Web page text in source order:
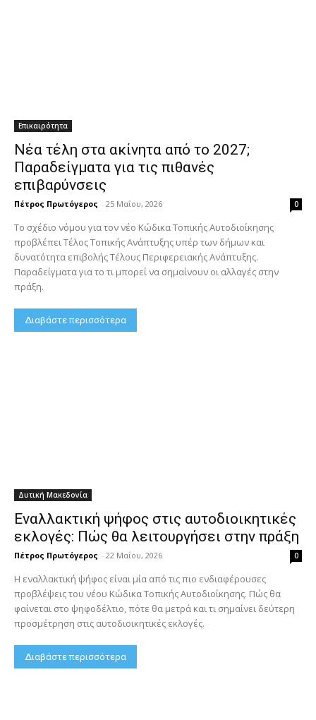
Επικαιρότητα
Νέα τέλη στα ακίνητα από το 2027;
Παραδείγματα για τις πιθανές
επιβαρύνσεις
Πέτρος Πρωτόγερος - 25 Μαΐου, 2026 0
Το σχέδιο νόμου για τον νέο Κώδικα Τοπικής Αυτοδιοίκησης
προβλέπει Τέλος Τοπικής Ανάπτυξης υπέρ των δήμων και
δυνατότητα επιβολής Τέλους Περιφερειακής Ανάπτυξης.
Παραδείγματα για το τι μπορεί να σημαίνουν οι αλλαγές στην
πράξη.
Διαβάστε περισσότερα
Δυτική Μακεδονία
Εναλλακτική ψήφος στις αυτοδιοικητικές
εκλογές: Πώς θα λειτουργήσει στην πράξη
Πέτρος Πρωτόγερος - 22 Μαΐου, 2026 0
Η εναλλακτική ψήφος είναι μία από τις πιο ενδιαφέρουσες
προβλέψεις του νέου Κώδικα Τοπικής Αυτοδιοίκησης. Πώς θα
φαίνεται στο ψηφοδέλτιο, πότε θα μετρά και τι σημαίνει δεύτερη
προσμέτρηση στις αυτοδιοικητικές εκλογές.
Διαβάστε περισσότερα